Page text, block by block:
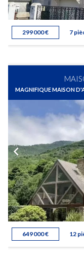
299 000 € 7
MAGNIFIQUE MAISON
649 000 € 12